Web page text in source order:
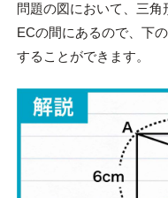
問題の図において、三角
ECの間にあるので、下
することができます。